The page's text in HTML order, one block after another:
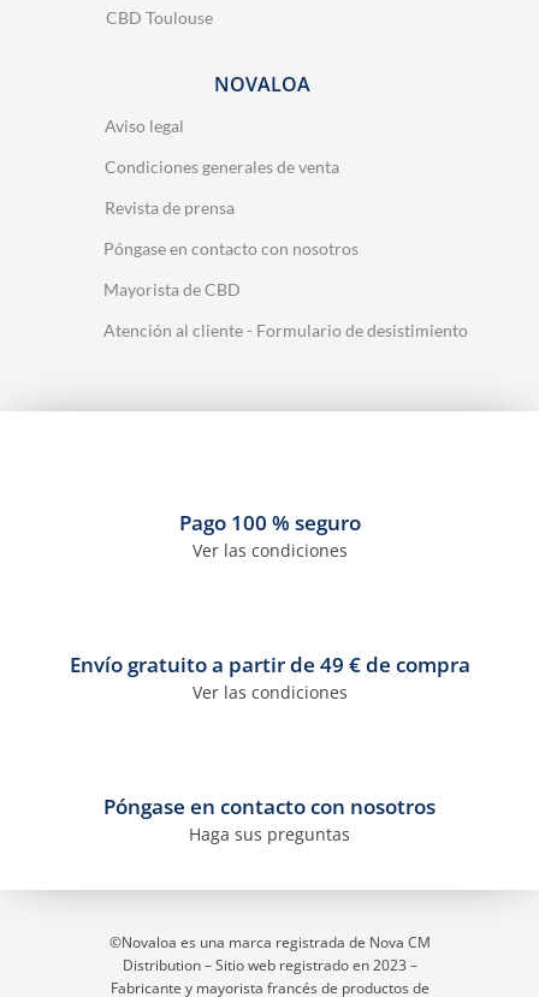
CBD Toulouse
NOVALOA
Aviso legal
Condiciones generales de venta
Revista de prensa
Póngase en contacto con nosotros
Mayorista de CBD
Atención al cliente - Formulario de desistimiento
Pago 100 % seguro
Ver las condiciones
Envío gratuito a partir de 49 € de compra
Ver las condiciones
Póngase en contacto con nosotros
Haga sus preguntas
©Novaloa es una marca registrada de Nova CM
Distribution – Sitio web registrado en 2023 –
Fabricante y mayorista francés de productos de